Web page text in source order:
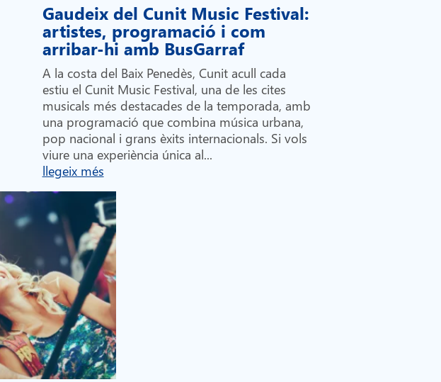
Gaudeix del Cunit Music Festival:
artistes, programació i com
arribar-hi amb BusGarraf
A la costa del Baix Penedès, Cunit acull cada
estiu el Cunit Music Festival, una de les cites
musicals més destacades de la temporada, amb
una programació que combina música urbana,
pop nacional i grans èxits internacionals. Si vols
viure una experiència única al...
llegeix més